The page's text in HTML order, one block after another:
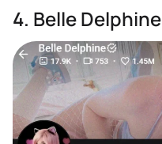
4. Belle Delphine